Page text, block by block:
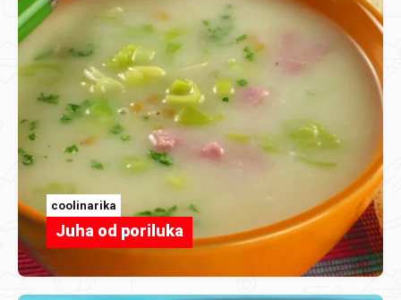
coolinarika
Juha od poriluka